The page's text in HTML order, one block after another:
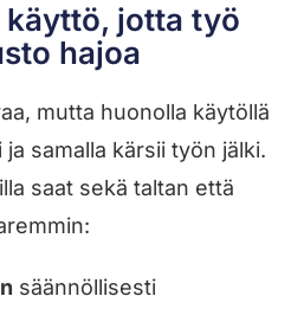
jotta työ
hajoa
mutta huonolla käytöllä
samalla kärsii työn jälki.
saat sekä taltan että
säännöllisesti